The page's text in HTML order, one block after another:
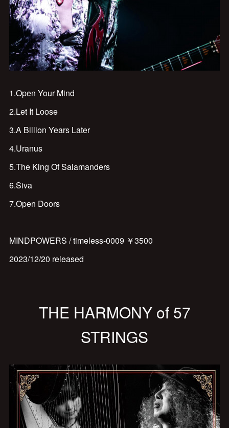
1.Open Your Mind
2.Let It Loose
3.A Billion Years Later
4.Uranus
5.The King Of Salamanders
6.Siva
7.Open Doors
MINDPOWERS / timeless-0009 ￥3500
2023/12/20 released
THE HARMONY of 57
STRINGS